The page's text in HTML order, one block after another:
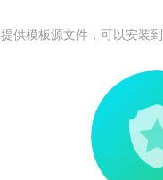
提供模板源文件，可以安装